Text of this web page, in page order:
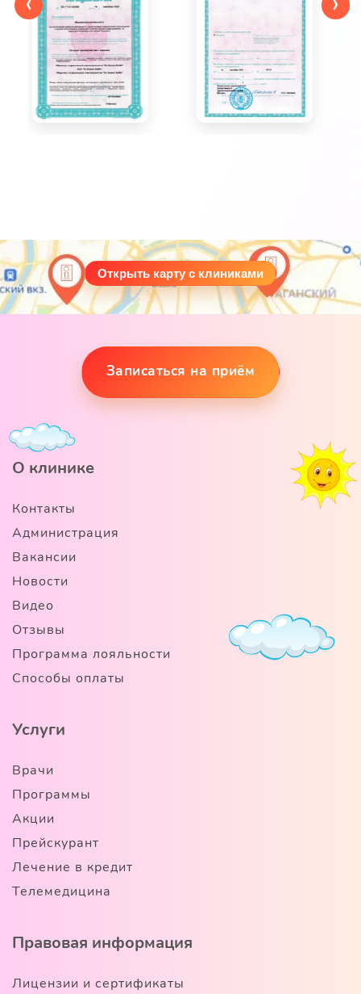
Открыть карту с клиниками
Записаться на приём
О клинике
Контакты
Администрация
Вакансии
Новости
Видео
Отзывы
Программа лояльности
Способы оплаты
Услуги
Врачи
Программы
Акции
Прейскурант
Лечение в кредит
Телемедицина
Правовая информация
Лицензии и сертификаты